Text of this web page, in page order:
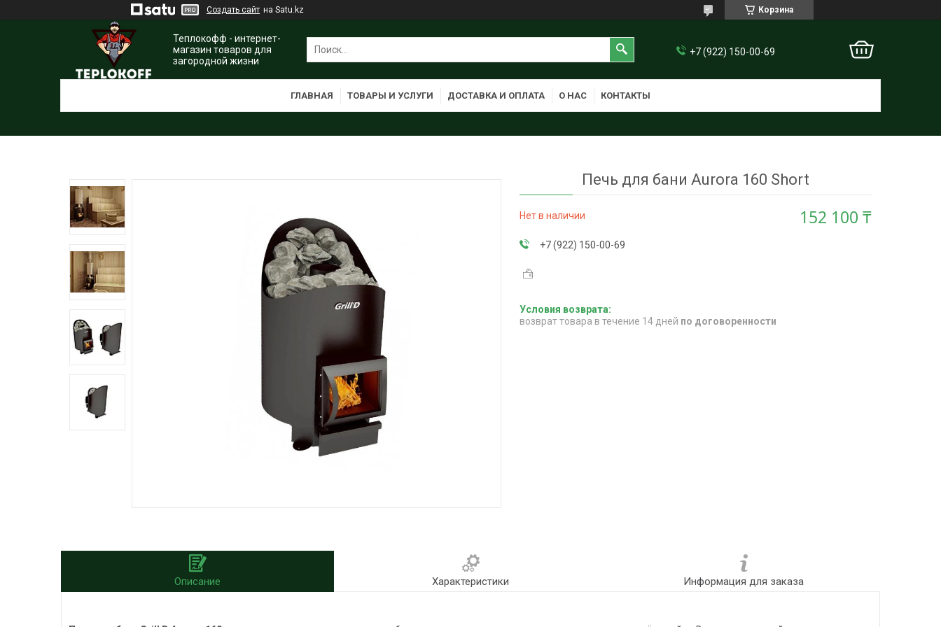
Создать сайт на Satu.kz Корзина
Теплокофф - интернет-
магазин товаров для
загородной жизни
+7 (922) 150-00-69
ГЛАВНАЯ ТОВАРЫ И УСЛУГИ ДОСТАВКА И ОПЛАТА О НАС КОНТАКТЫ
Печь для бани Aurora 160 Short
Нет в наличии 152 100 ₸
+7 (922) 150-00-69
возврат товара в течение 14 дней по договоренности
Описание Характеристики Информация для заказа